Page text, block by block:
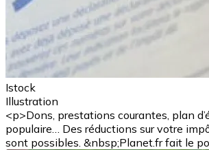
Istock
Illustration
<p>Dons, prestations courantes, plan
populaire… Des réductions sur votre
sont possibles. &nbsp;Planet.fr fait le